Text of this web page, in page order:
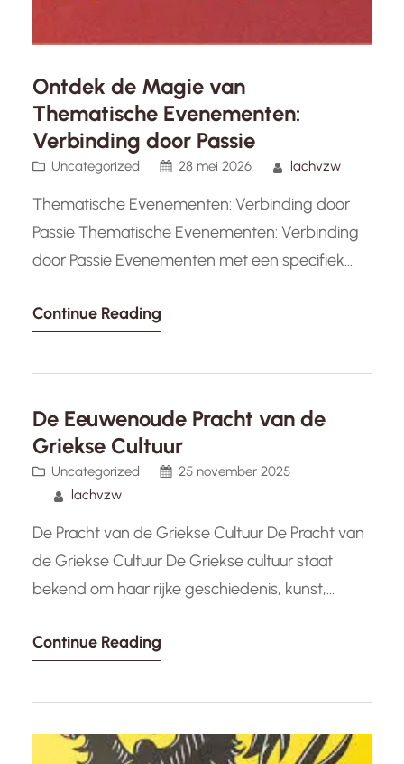
Ontdek de Magie van
Thematische Evenementen:
Verbinding door Passie
Uncategorized 28 mei 2026 lachvzw
Thematische Evenementen: Verbinding door
Passie Thematische Evenementen: Verbinding
door Passie Evenementen met een specifiek
gedeelde interesses en passies samen te
culinair genot of sport, thematische
om verbinding te maken en nieuwe ervaringen
op te doen.…
Continue Reading
De Eeuwenoude Pracht van de
Griekse Cultuur
Uncategorized
25 november 2025
lachvzw
De Pracht van de Griekse Cultuur De Pracht van
de Griekse Cultuur De Griekse cultuur staat
bekend om haar rijke geschiedenis, kunst,
heeft doorstaan. Van de oude Griekse
erfenis van deze cultuur blijft een bron van
Continue Reading